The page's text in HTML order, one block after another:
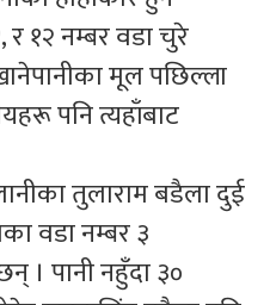
र १२ नम्बर वडा चुरे
मूल पछिल्ला
पनि त्यहाँबाट
तुलाराम बडैला दुई
वडा नम्बर ३
। पानी नहुँदा ३०